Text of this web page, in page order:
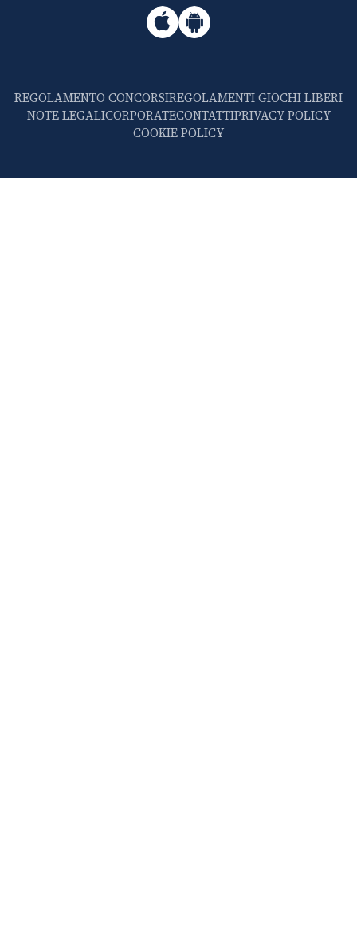
REGOLAMENTO CONCORSIREGOLAMENTI GIOCHI LIBERI
NOTE LEGALICORPORATECONTATTIPRIVACY POLICY
COOKIE POLICY